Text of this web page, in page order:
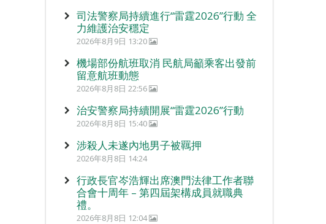
司法警察局持續進行“雷霆2026”行動 全
力維護治安穩定
2026年8月9日 13:20
機場部份航班取消 民航局籲乘客出發前
留意航班動態
2026年8月8日 22:56
治安警察局持續開展“雷霆2026”行動
2026年8月8日 15:40
涉殺人未遂內地男子被羈押
2026年8月8日 14:24
行政長官岑浩輝出席澳門法律工作者聯
合會十周年 – 第四屆架構成員就職典
禮。
2026年8月8日 12:04